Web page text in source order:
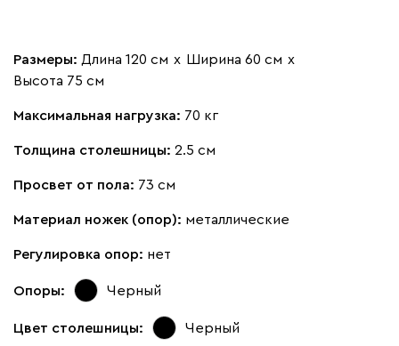
Размеры: Длина 120 см х Ширина 60 см х
Высота 75 см
Максимальная нагрузка: 70 кг
Толщина столешницы: 2.5 см
Просвет от пола: 73 см
Материал ножек (опор): металлические
Регулировка опор: нет
Опоры: Черный
Цвет столешницы: Черный